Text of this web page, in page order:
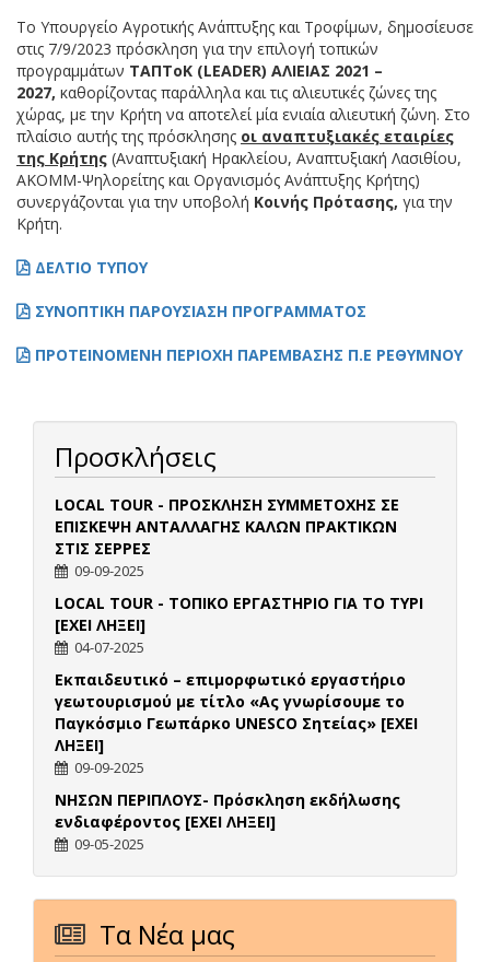
Το Υπουργείο Αγροτικής Ανάπτυξης και Τροφίμων, δημοσίευσε
στις 7/9/2023 πρόσκληση για την επιλογή τοπικών
προγραμμάτων ΤΑΠΤοΚ (LEADER) ΑΛΙΕΙΑΣ 2021 –
2027, καθορίζοντας παράλληλα και τις αλιευτικές ζώνες της
χώρας, με την Κρήτη να αποτελεί μία ενιαία αλιευτική ζώνη. Στο
πλαίσιο αυτής της πρόσκλησης οι αναπτυξιακές εταιρίες
της Κρήτης (Αναπτυξιακή Ηρακλείου, Αναπτυξιακή Λασιθίου,
ΑΚΟΜΜ-Ψηλορείτης και Οργανισμός Ανάπτυξης Κρήτης)
συνεργάζονται για την υποβολή Κοινής Πρότασης, για την
Κρήτη.
ΔΕΛΤΙΟ ΤΥΠΟΥ
ΣΥΝΟΠΤΙΚΗ ΠΑΡΟΥΣΙΑΣΗ ΠΡΟΓΡΑΜΜΑΤΟΣ
ΠΡΟΤΕΙΝΟΜΕΝΗ ΠΕΡΙΟΧΗ ΠΑΡΕΜΒΑΣΗΣ Π.Ε ΡΕΘΥΜΝΟΥ
Προσκλήσεις
LOCAL TOUR - ΠΡΟΣΚΛΗΣΗ ΣΥΜΜΕΤΟΧΗΣ ΣΕ
ΕΠΙΣΚΕΨΗ ΑΝΤΑΛΛΑΓΗΣ ΚΑΛΩΝ ΠΡΑΚΤΙΚΩΝ
ΣΤΙΣ ΣΕΡΡΕΣ
09-09-2025
LOCAL TOUR - ΤΟΠΙΚΟ ΕΡΓΑΣΤΗΡΙΟ ΓΙΑ ΤΟ ΤΥΡΙ
[ΕΧΕΙ ΛΗΞΕΙ]
04-07-2025
Εκπαιδευτικό – επιμορφωτικό εργαστήριο
γεωτουρισμού με τίτλο «Ας γνωρίσουμε το
Παγκόσμιο Γεωπάρκο UNESCO Σητείας» [ΕΧΕΙ
ΛΗΞΕΙ]
09-09-2025
ΝΗΣΩΝ ΠΕΡΙΠΛΟΥΣ- Πρόσκληση εκδήλωσης
ενδιαφέροντος [ΕΧΕΙ ΛΗΞΕΙ]
09-05-2025
Τα Νέα μας